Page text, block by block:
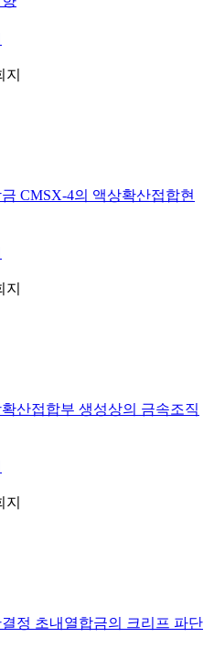
CMSX-4의 액상확산접합현
산접합부 생성상의 금속조직
정 초내열합금의 크리프 파단